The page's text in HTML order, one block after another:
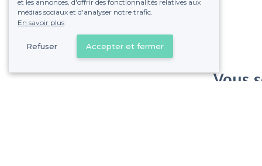
Vous
et les annonces, d'offrir des fonctionnalités relatives aux
médias sociaux et d'analyser notre trafic.
En savoir plus
Refuser Accepter et fermer